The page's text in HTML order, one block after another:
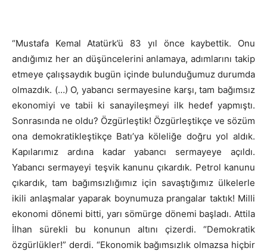
“Mustafa Kemal Atatürk’ü 83 yıl önce kaybettik. Onu
andığımız her an düşüncelerini anlamaya, adımlarını takip
etmeye çalışsaydık bugün içinde bulunduğumuz durumda
olmazdık. (…) O, yabancı sermayesine karşı, tam bağımsız
ekonomiyi ve tabii ki sanayileşmeyi ilk hedef yapmıştı.
Sonrasında ne oldu? Özgürleştik! Özgürleştikçe ve sözüm
ona demokratikleştikçe Batı’ya köleliğe doğru yol aldık.
Kapılarımız ardına kadar yabancı sermayeye açıldı.
Yabancı sermayeyi teşvik kanunu çıkardık. Petrol kanunu
çıkardık, tam bağımsızlığımız için savaştığımız ülkelerle
ikili anlaşmalar yaparak boynumuza prangalar taktık! Milli
ekonomi dönemi bitti, yarı sömürge dönemi başladı. Attila
İlhan sürekli bu konunun altını çizerdi. “Demokratik
özgürlükler!” derdi. “Ekonomik bağımsızlık olmazsa hiçbir